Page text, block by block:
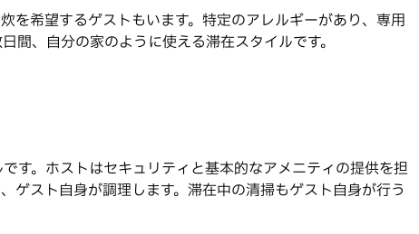
を希望するゲストもいます。特定のアレルギーがあり、専用
、自分の家のように使える滞在スタイルです。
す。ホストはセキュリティと基本的なアメニティの提供を担
ゲスト自身が調理します。滞在中の清掃もゲスト自身が行う